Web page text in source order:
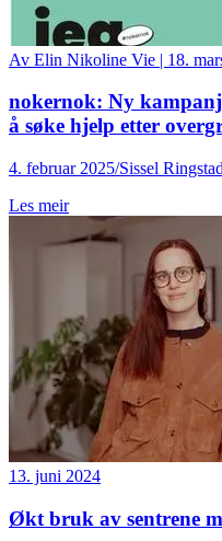
Av Elin Nikoline Vie | 18.
nokernok: Ny
å søke hjelp etter
4. februar 2025/Sissel Ringstad
Les meir
13. juni 2024
Økt bruk av sentrene